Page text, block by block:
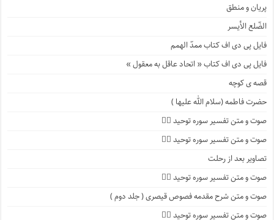
پریان و منطق
الضّلع الأیسر
فایل پی دی اف کتاب ممدّ الهمم
فایل پی دی اف کتاب « اتحاد عاقل به معقول »
قصه ی کوچه
حضرت فاطمه (سلام الله علیها )
صوت و متن تفسیر سوره توحید ۴️⃣
صوت و متن تفسیر سوره توحید ۳️⃣
تصاویر بعد از رحلت
صوت و متن تفسیر سوره توحید ۲️⃣
صوت و متن شرح مقدمه فصوص قیصری ( جلد دوم )
صوت و متن تفسیر سوره توحید ۱️⃣